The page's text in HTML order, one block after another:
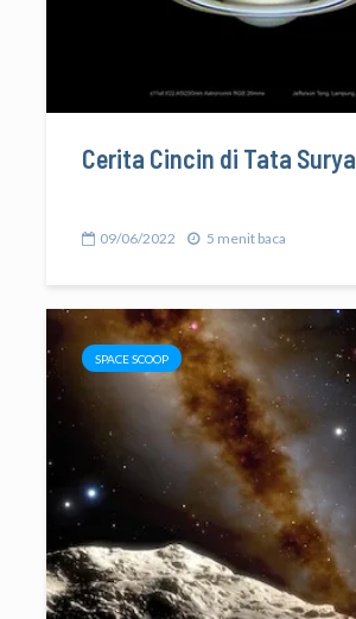
Cerita Cincin di Tata Surya
09/06/2022 5 menit baca
SPACE SCOOP